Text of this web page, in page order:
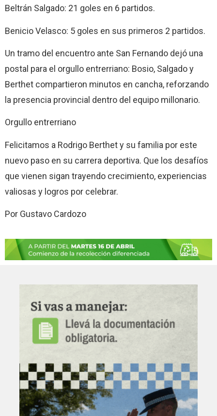
Beltrán Salgado: 21 goles en 6 partidos.
Benicio Velasco: 5 goles en sus primeros 2 partidos.
Un tramo del encuentro ante San Fernando dejó una
postal para el orgullo entrerriano: Bosio, Salgado y
Berthet compartieron minutos en cancha, reforzando
la presencia provincial dentro del equipo millonario.
Orgullo entrerriano
Felicitamos a Rodrigo Berthet y su familia por este
nuevo paso en su carrera deportiva. Que los desafíos
que vienen sigan trayendo crecimiento, experiencias
valiosas y logros por celebrar.
Por Gustavo Cardozo